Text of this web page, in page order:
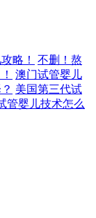
略！
不删！熬
澳门试管婴儿
美国第三代试
管婴儿技术怎么